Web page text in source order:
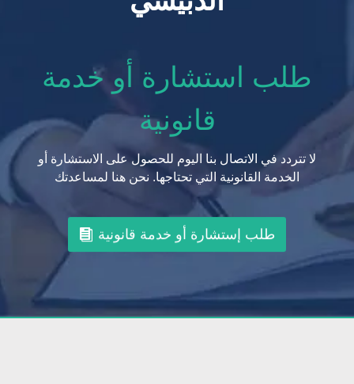
طلب استشارة أو خدمة
قانونية
لا تتردد في الاتصال بنا اليوم للحصول على الاستشارة أو
الخدمة القانونية التي تحتاجها. نحن هنا لمساعدتك
طلب إستشارة أو خدمة قانونية